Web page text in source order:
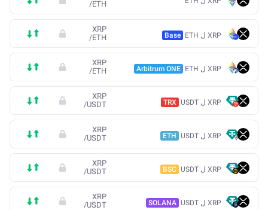
/ETH
XRP ل ETH Base
XRP
/ETH
XRP ل ETH Arbitrum ONE
XRP
/ETH
XRP ل USDT TRX
XRP
/USDT
XRP ل USDT ETH
XRP
/USDT
XRP ل USDT BSC
XRP
/USDT
XRP ل USDT SOLANA
XRP
/USDT